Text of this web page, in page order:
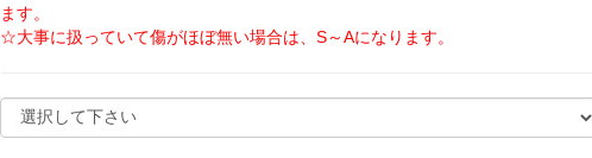
ます。
☆大事に扱っていて傷がほぼ無い場合は、S～Aになります。